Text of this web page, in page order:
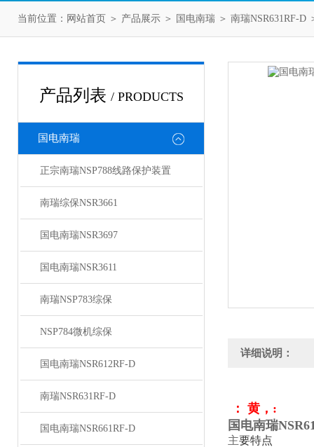
当前位置： 网站首页 ＞ 产品展示 ＞ 国电南瑞 ＞ 南瑞NSR631RF-D
产品列表 / PRODUCTS
国电南瑞
正宗南瑞NSP788线路保护装置
南瑞综保NSR3661
国电南瑞NSR3697
国电南瑞NSR3611
南瑞NSP783综保
NSP784微机综保
国电南瑞NSR612RF-D
南瑞NSR631RF-D
国电南瑞NSR661RF-D
详细说明：
： 黄，:
国电南瑞
主要特点